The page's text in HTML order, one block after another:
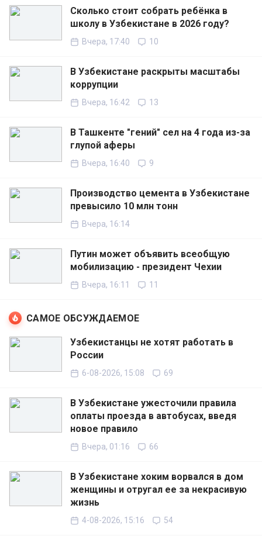
Сколько стоит собрать ребёнка в
школу в Узбекистане в 2026 году?
Вчера, 17:40 10
В Узбекистане раскрыты масштабы
коррупции
Вчера, 16:42 13
В Ташкенте "гений" сел на 4 года из-за
глупой аферы
Вчера, 16:40 9
Производство цемента в Узбекистане
превысило 10 млн тонн
Вчера, 16:14
Путин может объявить всеобщую
мобилизацию - президент Чехии
Вчера, 16:11 11
САМОЕ ОБСУЖДАЕМОЕ
Узбекистанцы не хотят работать в
России
6-08-2026, 15:08 69
В Узбекистане ужесточили правила
оплаты проезда в автобусах, введя
новое правило
Вчера, 01:16 66
В Узбекистане хоким ворвался в дом
женщины и отругал ее за некрасивую
жизнь
4-08-2026, 15:16 54